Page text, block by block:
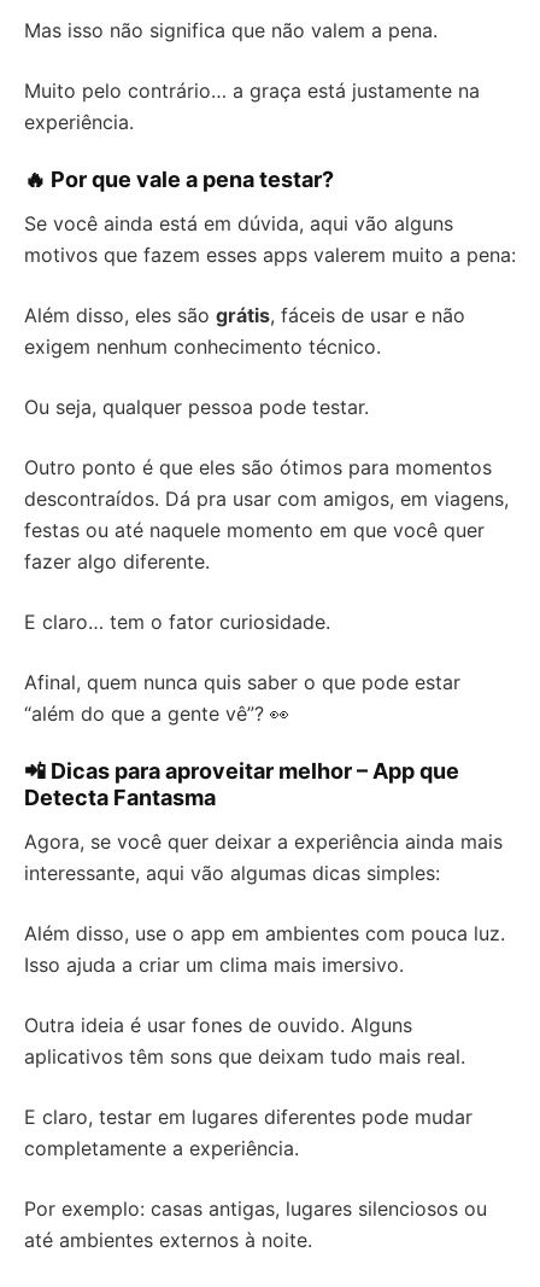
Mas isso não significa que não valem a pena.
Muito pelo contrário… a graça está justamente na
experiência.
🔥 Por que vale a pena testar?
Se você ainda está em dúvida, aqui vão alguns
motivos que fazem esses apps valerem muito a pena:
Além disso, eles são grátis, fáceis de usar e não
exigem nenhum conhecimento técnico.
Ou seja, qualquer pessoa pode testar.
Outro ponto é que eles são ótimos para momentos
descontraídos. Dá pra usar com amigos, em viagens,
festas ou até naquele momento em que você quer
fazer algo diferente.
E claro… tem o fator curiosidade.
Afinal, quem nunca quis saber o que pode estar
“além do que a gente vê”? 👀
📲 Dicas para aproveitar melhor – App que
Detecta Fantasma
Agora, se você quer deixar a experiência ainda mais
interessante, aqui vão algumas dicas simples:
Além disso, use o app em ambientes com pouca luz.
Isso ajuda a criar um clima mais imersivo.
Outra ideia é usar fones de ouvido. Alguns
aplicativos têm sons que deixam tudo mais real.
E claro, testar em lugares diferentes pode mudar
completamente a experiência.
Por exemplo: casas antigas, lugares silenciosos ou
até ambientes externos à noite.